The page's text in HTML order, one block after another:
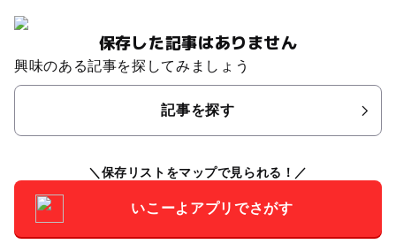
保存した記事はありません
興味のある記事を探してみましょう
記事を探す
保存リストをマップで見られる！
いこーよアプリでさがす